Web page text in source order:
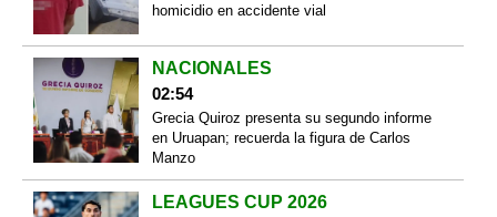
homicidio en accidente vial
NACIONALES
02:54
Grecia Quiroz presenta su segundo informe
en Uruapan; recuerda la figura de Carlos
Manzo
LEAGUES CUP 2026